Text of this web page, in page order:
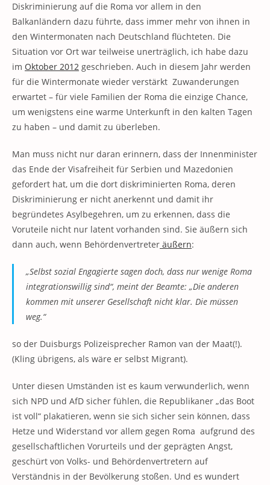
Diskriminierung auf die Roma vor allem in den
Balkanländern dazu führte, dass immer mehr von ihnen in
den Wintermonaten nach Deutschland flüchteten. Die
Situation vor Ort war teilweise unerträglich, ich habe dazu
im Oktober 2012 geschrieben. Auch in diesem Jahr werden
für die Wintermonate wieder verstärkt Zuwanderungen
erwartet – für viele Familien der Roma die einzige Chance,
um wenigstens eine warme Unterkunft in den kalten Tagen
zu haben – und damit zu überleben.
Man muss nicht nur daran erinnern, dass der Innenminister
das Ende der Visafreiheit für Serbien und Mazedonien
gefordert hat, um die dort diskriminierten Roma, deren
Diskriminierung er nicht anerkennt und damit ihr
begründetes Asylbegehren, um zu erkennen, dass die
Voruteile nicht nur latent vorhanden sind. Sie äußern sich
dann auch, wenn Behördenvertreter äußern:
„Selbst sozial Engagierte sagen doch, dass nur wenige Roma
integrationswillig sind“, meint der Beamte: „Die anderen
kommen mit unserer Gesellschaft nicht klar. Die müssen
weg.“
so der Duisburgs Polizeisprecher Ramon van der Maat(!).
(Kling übrigens, als wäre er selbst Migrant).
Unter diesen Umständen ist es kaum verwunderlich, wenn
sich NPD und AfD sicher fühlen, die Republikaner „das Boot
ist voll“ plakatieren, wenn sie sich sicher sein können, dass
Hetze und Widerstand vor allem gegen Roma aufgrund des
gesellschaftlichen Vorurteils und der geprägten Angst,
geschürt von Volks- und Behördenvertretern auf
Verständnis in der Bevölkerung stoßen. Und es wundert